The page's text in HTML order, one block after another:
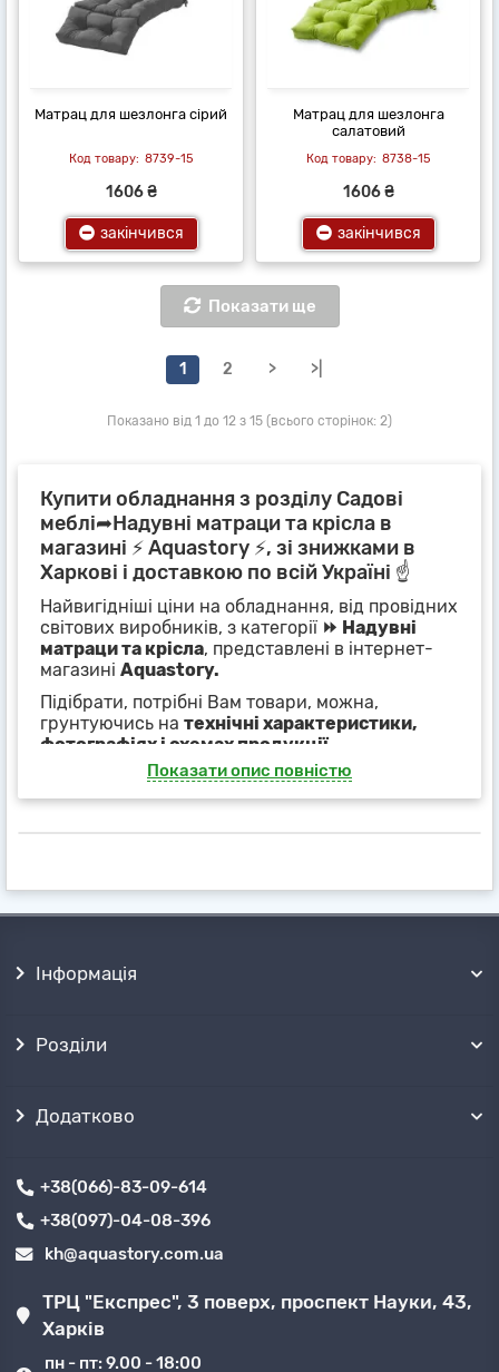
Матрац для шезлонга сірий
8739-15
1606 ₴
закінчився
Матрац для шезлонга
салатовий
8738-15
1606 ₴
закінчився
Показати ще
1 2 > >|
Показано від 1 до 12 з 15 (всього сторінок: 2)
Купити обладнання з розділу Садові
меблі➦Надувні матраци та крісла в
магазині ⚡ Aquastory ⚡, зі знижками в
Харкові і доставкою по всій Україні ☝
Найвигідніші ціни на обладнання, від провідних
світових виробників, з категорії ⏩ Надувні
матраци та крісла, представлені в інтернет-
магазині Aquastory.
Підібрати, потрібні Вам товари, можна,
грунтуючись на технічні характеристики,
фотографіях і схемах продукції,
представлених в картках товарів або фільтрах,
на сторінці категорії⏩ Надувні матраци та
крісла.
Наші менеджери, із задоволенням, нададуть
безкоштовно забрати самовивозом
Показати опис повністю
Інформація
Розділи
Додатково
+38(066)-83-09-614
+38(097)-04-08-396
kh@aquastory.com.ua
ТРЦ "Експрес", 3 поверх, проспект Науки, 43,
Харків
пн - пт: 9.00 - 18:00